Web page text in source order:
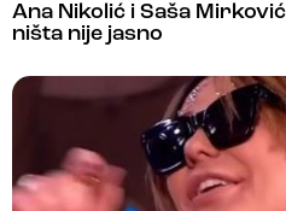
Ana Nikolić i Saša
ništa nije jasno